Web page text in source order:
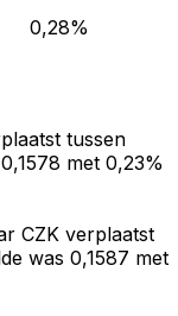
0,28%
tussen
met 0,23%
CZK verplaatst
was 0,1587 met